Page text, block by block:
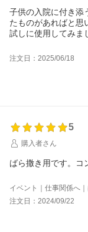
子供の入院に付き添
たものがあればと思
試しに使用してみま
膨らませるのに水
た。
注文日：2025/06/18
5
購入者さん
ばら撒き用です。コ
イベント｜仕事関係へ
注文日：2024/09/22